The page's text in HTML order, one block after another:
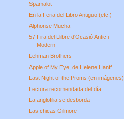
Spamalot
En la Feria del Libro Antiguo (etc.)
Alphonse Mucha
57 Fira del Llibre d'Ocasió Antic i
Modern
Lehman Brothers
Apple of My Eye, de Helene Hanff
Last Night of the Proms (en imágenes)
Lectura recomendada del día
La anglofilia se desborda
Las chicas Gilmore